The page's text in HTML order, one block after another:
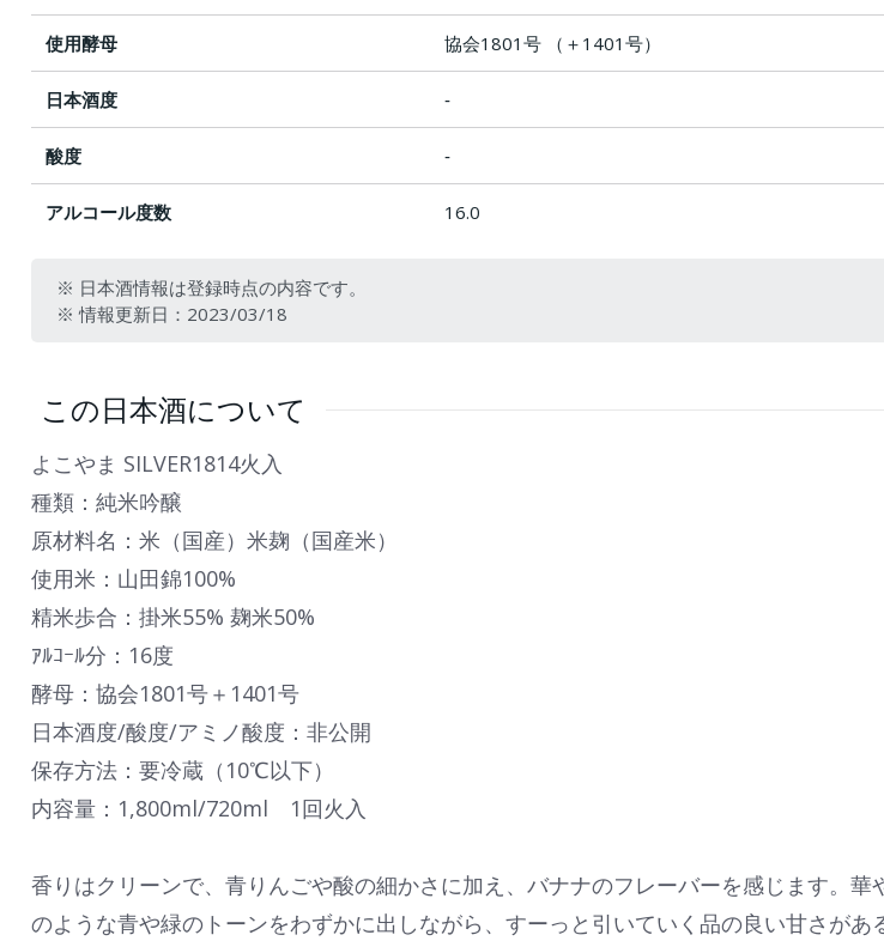
使用酵母 協会1801号 （＋1401号）
日本酒度 ‐
酸度 ‐
アルコール度数 16.0
※ 日本酒情報は登録時点の内容です。
※ 情報更新日：2023/03/18
この日本酒について
よこやま SILVER1814火入
種類：純米吟醸
原材料名：米（国産）米麹（国産米）
使用米：山田錦100%
精米歩合：掛米55% 麹米50%
ｱﾙｺｰﾙ分：16度
酵母：協会1801号＋1401号
日本酒度/酸度/アミノ酸度：非公開
保存方法：要冷蔵（10℃以下）
内容量：1,800ml/720ml 1回火入
香りはクリーンで、青りんごや酸の細かさに加え、バナナのフレーバーを感じます。華
のような青や緑のトーンをわずかに出しながら、すーっと引いていく品の良い甘さがあ